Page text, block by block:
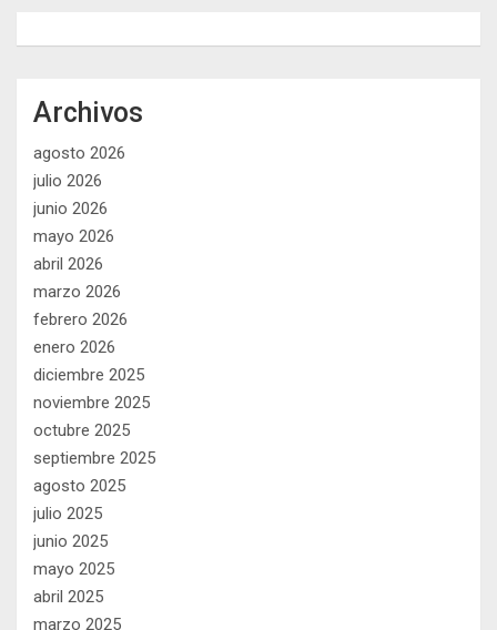
Archivos
agosto 2026
julio 2026
junio 2026
mayo 2026
abril 2026
marzo 2026
febrero 2026
enero 2026
diciembre 2025
noviembre 2025
octubre 2025
septiembre 2025
agosto 2025
julio 2025
junio 2025
mayo 2025
abril 2025
marzo 2025